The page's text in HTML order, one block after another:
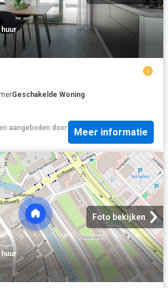
Geschakelde Woning
aangeboden door
Meer informatie
Foto bekijken